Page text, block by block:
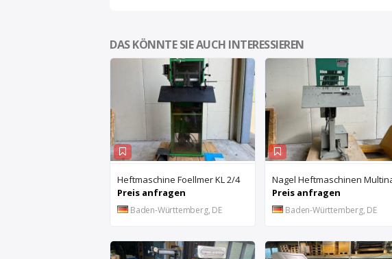
DAS KÖNNTE SIE AUCH INTERESSIEREN
Heftmaschine Foellmer KL 2/4
Preis anfragen
Baden-Württemberg, DE
Preis anfragen
Baden-Württemberg, DE